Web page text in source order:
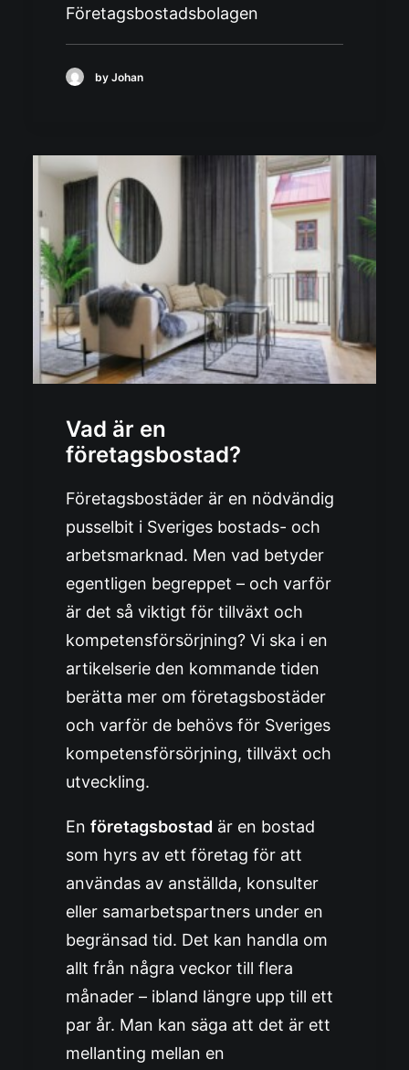
Företagsbostadsbolagen
by Johan
Vad är en
företagsbostad?
Företagsbostäder är en nödvändig
pusselbit i Sveriges bostads- och
arbetsmarknad. Men vad betyder
egentligen begreppet – och varför
är det så viktigt för tillväxt och
kompetensförsörjning? Vi ska i en
artikelserie den kommande tiden
berätta mer om företagsbostäder
och varför de behövs för Sveriges
kompetensförsörjning, tillväxt och
utveckling.
En företagsbostad är en bostad
som hyrs av ett företag för att
användas av anställda, konsulter
eller samarbetspartners under en
begränsad tid. Det kan handla om
allt från några veckor till flera
månader – ibland längre upp till ett
par år. Man kan säga att det är ett
mellanting mellan en